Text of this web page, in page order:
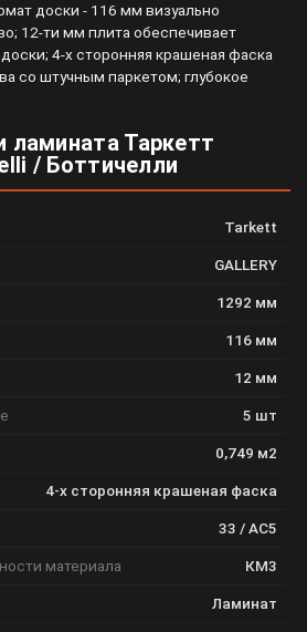
доски - 116 мм визуально
12-ти мм плита обеспечивает
4-х сторонняя крашеная фаска
со штучным паркетом; глубокое
ламината Таркетт
/ Боттичелли
Tarkett
GALLERY
1292 мм
116 мм
12 мм
5 шт
0,749 м2
4-х сторонняя крашеная фаска
33 / АС5
материала КМ3
Ламинат